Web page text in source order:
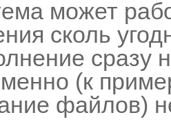
может
сколь
сразу
(к
файлов)